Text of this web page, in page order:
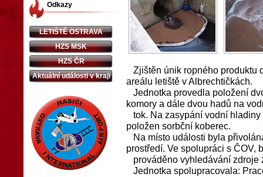
Odkazy
LETIŠTĚ OSTRAVA
HZS MSK
HZS ČR
Aktuální události v kraji
Zjištěn únik ropného produktu
areálu letiště v Albrechtičkách.
Jednotka provedla položení
komory a dále dvou hadů na
tok. Na zasypání vodní
položen sorbční koberec.
Na místo události byla
prostředí. Ve spolupráci s ČOV,
prováděno vyhledávání zdroje
Jednotka spolupracovala: